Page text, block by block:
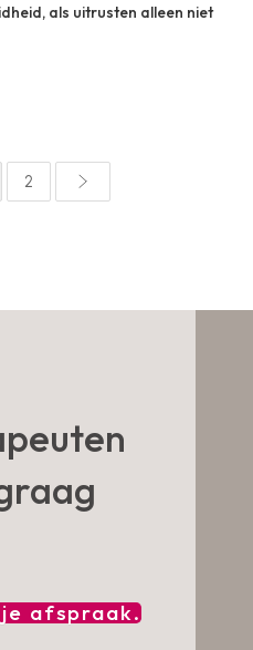
als uitrusten alleen niet
2
je afspraak.